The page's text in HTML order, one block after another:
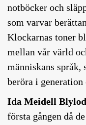
notböcker och
som varvar
Klockarnas toner
mellan vår värld
människans språk,
beröra i
Ida Meidell Blylod
första gången då